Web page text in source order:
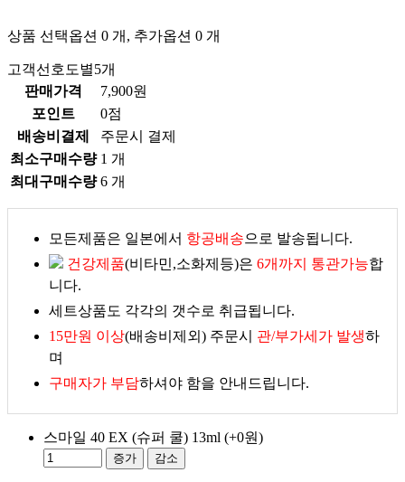
상품 선택옵션 0 개, 추가옵션 0 개
고객선호도별5개
판매가격
7,900원
포인트
0점
배송비결제
주문시 결제
최소구매수량 1 개
최대구매수량 6 개
모든제품은 일본에서 항공배송으로 발송됩니다.
건강제품(비타민,소화제등)은 6개까지 통관가능합
니다.
세트상품도 각각의 갯수로 취급됩니다.
15만원 이상(배송비제외) 주문시 관/부가세가 발생하
며
구매자가 부담하셔야 함을 안내드립니다.
스마일 40 EX (슈퍼 쿨) 13ml (+0원)
증가 감소